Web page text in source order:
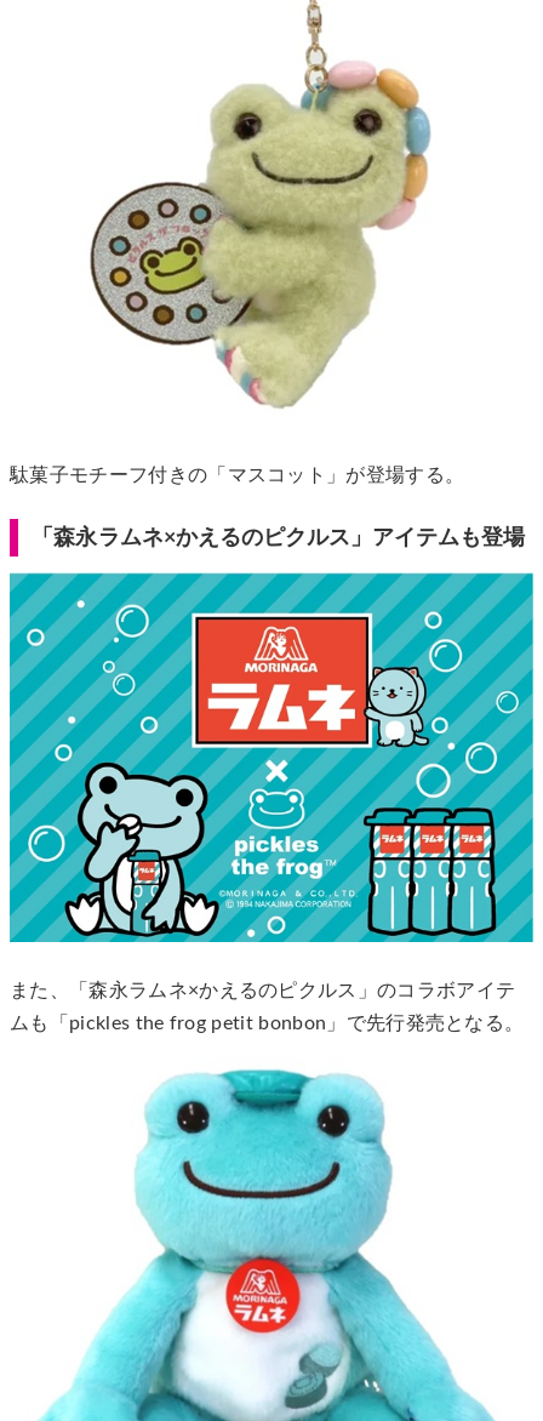
駄菓子モチーフ付きの「マスコット」が登場する。
「森永ラムネ×かえるのピクルス」アイテムも登場
また、「森永ラムネ×かえるのピクルス」のコラボアイテ
ムも「pickles the frog petit bonbon」で先行発売となる。